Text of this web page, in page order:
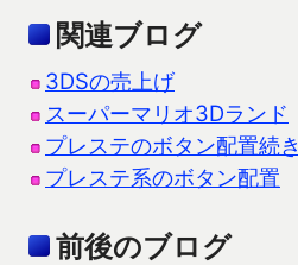
関連ブログ
3DSの売上げ
スーパーマリオ3Dランド
プレステのボタン配置続き
プレステ系のボタン配置
前後のブログ